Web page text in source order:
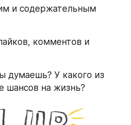
и содержательным
комментов и
думаешь? У какого из
шансов на жизнь?